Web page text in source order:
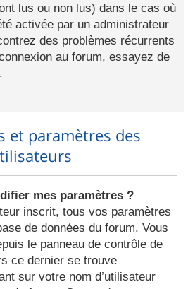
lus ou non lus) dans le cas où
activée par un administrateur
des problèmes récurrents
au forum, essayez de
et paramètres des
mes paramètres ?
inscrit, tous vos paramètres
de données du forum. Vous
le panneau de contrôle de
ce dernier se trouve
sur votre nom d’utilisateur